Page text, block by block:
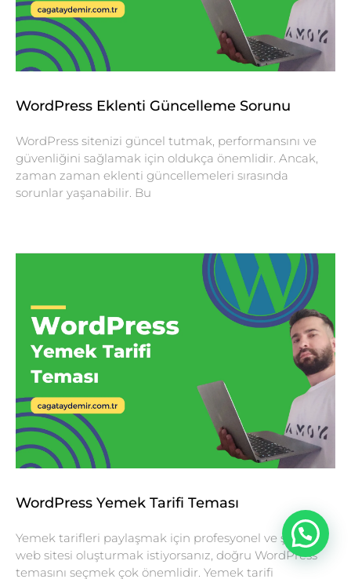
WordPress Eklenti Güncelleme Sorunu
WordPress sitenizi güncel tutmak, performansını ve
güvenliğini sağlamak için oldukça önemlidir. Ancak,
zaman zaman eklenti güncellemeleri sırasında
sorunlar yaşanabilir. Bu
WordPress Yemek Tarifi Teması
Yemek tarifleri paylaşmak için profesyonel ve şık bir
web sitesi oluşturmak istiyorsanız, doğru WordPress
temasını seçmek çok önemlidir. Yemek tarifi